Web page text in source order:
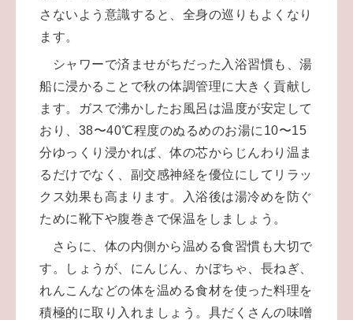
さないよう意識すると、全身の巡りもよくなり
ます。
シャワーで済ませがちだった入浴習慣も、湯
船に浸かることで秋の体調管理に大きく貢献し
ます。ガスで沸かしたお風呂は温度が安定して
おり、38〜40℃程度のぬるめのお湯に10〜15
分ゆっくり浸かれば、体の芯からじんわり温ま
るだけでなく、副交感神経を優位にしてリラッ
クス効果も高まります。入浴後は湯冷めを防ぐ
ために靴下や腹巻きで保温をしましょう。
さらに、体の内側から温める食習慣も大切で
す。しょうが、にんじん、かぼちゃ、長ねぎ、
れんこんなどの体を温める食材を使った料理を
積極的に取り入れましょう。具だくさんの味噌